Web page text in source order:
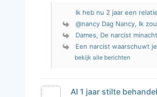
Ik heb nu 2 jaar een
@nancy Dag Nancy, Ik
Dames, De narcist
Een narcist waarschuwt
bekijk alle berichten
Al 1 jaar stilte